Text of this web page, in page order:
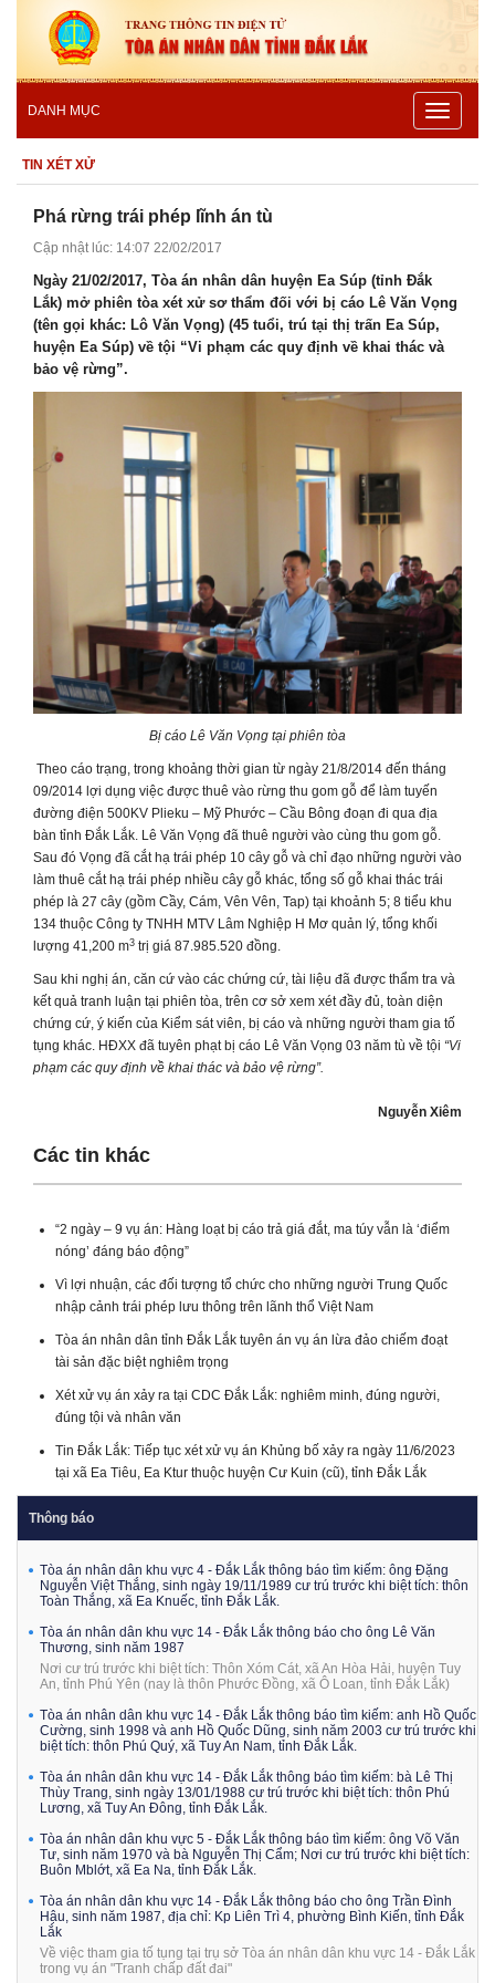
DANH MỤC
Toggle
TIN XÉT XỬ
Phá rừng trái phép lĩnh án tù
Cập nhật lúc: 14:07 22/02/2017
Ngày 21/02/2017, Tòa án nhân dân huyện Ea Súp (tỉnh Đắk
Lắk) mở phiên tòa xét xử sơ thẩm đối với bị cáo Lê Văn Vọng
(tên gọi khác: Lô Văn Vọng) (45 tuổi, trú tại thị trấn Ea Súp,
huyện Ea Súp) về tội “Vi phạm các quy định về khai thác và
bảo vệ rừng”.
Bị cáo Lê Văn Vọng tại phiên tòa
Theo cáo trạng, trong khoảng thời gian từ ngày 21/8/2014 đến tháng
09/2014 lợi dụng việc được thuê vào rừng thu gom gỗ để làm tuyến
đường điện 500KV Plieku – Mỹ Phước – Cầu Bông đoạn đi qua địa
bàn tỉnh Đắk Lắk. Lê Văn Vọng đã thuê người vào cùng thu gom gỗ.
Sau đó Vọng đã cắt hạ trái phép 10 cây gỗ và chỉ đạo những người vào
làm thuê cắt hạ trái phép nhiều cây gỗ khác, tổng số gỗ khai thác trái
phép là 27 cây (gồm Cầy, Cám, Vên Vên, Tap) tại khoảnh 5; 8 tiểu khu
134 thuộc Công ty TNHH MTV Lâm Nghiệp H Mơ quản lý, tổng khối
lượng 41,200 m3 trị giá 87.985.520 đồng.
Sau khi nghị án, căn cứ vào các chứng cứ, tài liệu đã được thẩm tra và
kết quả tranh luận tại phiên tòa, trên cơ sở xem xét đầy đủ, toàn diện
chứng cứ, ý kiến của Kiểm sát viên, bị cáo và những người tham gia tố
tụng khác. HĐXX đã tuyên phạt bị cáo Lê Văn Vọng 03 năm tù về tội “Vi
phạm các quy định về khai thác và bảo vệ rừng”.
Nguyễn Xiêm
Các tin khác
“2 ngày – 9 vụ án: Hàng loạt bị cáo trả giá đắt, ma túy vẫn là ‘điểm
nóng’ đáng báo động”
Vì lợi nhuận, các đối tượng tổ chức cho những người Trung Quốc
nhập cảnh trái phép lưu thông trên lãnh thổ Việt Nam
Tòa án nhân dân tỉnh Đắk Lắk tuyên án vụ án lừa đảo chiếm đoạt
tài sản đặc biệt nghiêm trọng
Xét xử vụ án xảy ra tại CDC Đắk Lắk: nghiêm minh, đúng người,
đúng tội và nhân văn
Tin Đắk Lắk: Tiếp tục xét xử vụ án Khủng bố xảy ra ngày 11/6/2023
tại xã Ea Tiêu, Ea Ktur thuộc huyện Cư Kuin (cũ), tỉnh Đắk Lắk
Thông báo
Tòa án nhân dân khu vực 4 - Đắk Lắk thông báo tìm kiếm: ông Đặng
Nguyễn Việt Thắng, sinh ngày 19/11/1989 cư trú trước khi biệt tích: thôn
Toàn Thắng, xã Ea Knuếc, tỉnh Đắk Lắk.
Tòa án nhân dân khu vực 14 - Đắk Lắk thông báo cho ông Lê Văn
Thương, sinh năm 1987
Nơi cư trú trước khi biệt tích: Thôn Xóm Cát, xã An Hòa Hải, huyện Tuy
An, tỉnh Phú Yên (nay là thôn Phước Đồng, xã Ô Loan, tỉnh Đắk Lắk)
Tòa án nhân dân khu vực 14 - Đắk Lắk thông báo tìm kiếm: anh Hồ Quốc
Cường, sinh 1998 và anh Hồ Quốc Dũng, sinh năm 2003 cư trú trước khi
biệt tích: thôn Phú Quý, xã Tuy An Nam, tỉnh Đắk Lắk.
Tòa án nhân dân khu vực 14 - Đắk Lắk thông báo tìm kiếm: bà Lê Thị
Thùy Trang, sinh ngày 13/01/1988 cư trú trước khi biệt tích: thôn Phú
Lương, xã Tuy An Đông, tỉnh Đắk Lắk.
Tòa án nhân dân khu vực 5 - Đắk Lắk thông báo tìm kiếm: ông Võ Văn
Tư, sinh năm 1970 và bà Nguyễn Thị Cẩm; Nơi cư trú trước khi biệt tích:
Buôn Mblớt, xã Ea Na, tỉnh Đắk Lắk.
Tòa án nhân dân khu vực 14 - Đắk Lắk thông báo cho ông Trần Đình
Hậu, sinh năm 1987, địa chỉ: Kp Liên Trì 4, phường Bình Kiến, tỉnh Đắk
Lắk
Về việc tham gia tố tụng tại trụ sở Tòa án nhân dân khu vực 14 - Đắk Lắk
trong vụ án "Tranh chấp đất đai"